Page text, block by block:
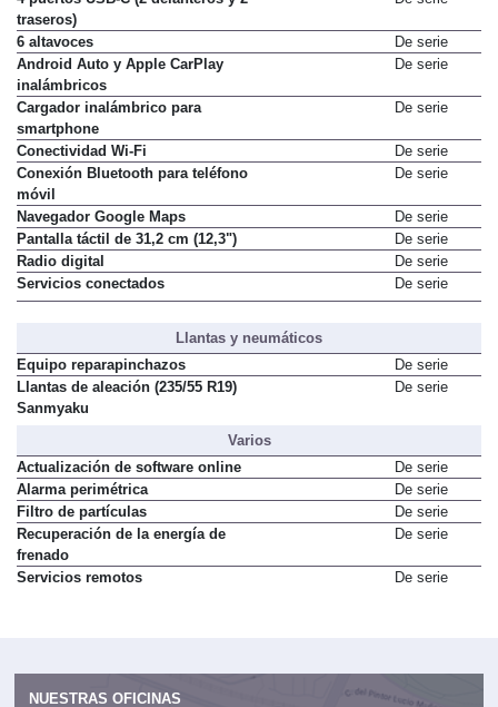
4 puertos USB-C (2 delanteros y 2
traseros)
6 altavoces
De serie
Android Auto y Apple CarPlay
inalámbricos
Cargador inalámbrico para
smartphone
Conectividad Wi-Fi
De serie
Conexión Bluetooth para teléfono
móvil
Navegador Google Maps
De serie
Pantalla táctil de 31,2 cm (12,3")
De serie
Radio digital
De serie
Servicios conectados
De serie
Llantas y neumáticos
Equipo reparapinchazos
De serie
Llantas de aleación (235/55 R19)
Varios
Actualización de software online
De serie
Alarma perimétrica
De serie
Filtro de partículas
De serie
Recuperación de la energía de
frenado